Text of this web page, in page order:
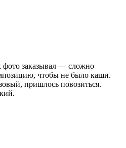
фото заказывал — сложно
чтобы не было каши.
пришлось повозиться.